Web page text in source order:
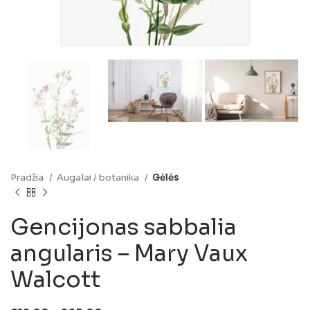
Pradžia Augalai / botanika Gėlės
Gencijonas sabbalia
angularis – Mary Vaux
Walcott